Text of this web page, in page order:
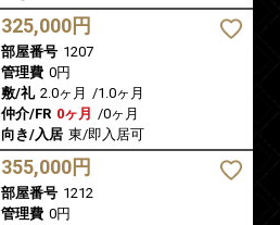
325,000円
部屋番号 1207
管理費 0円
敷/礼 2.0ヶ月 /1.0ヶ月
仲介/FR 0ヶ月 /0ヶ月
向き/入居 東/即入居可
355,000円
部屋番号 1212
管理費 0円